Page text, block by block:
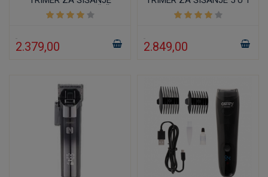
VODOOTPORAN BEŽIČNI
600MAH
2.379,00 2.849,00